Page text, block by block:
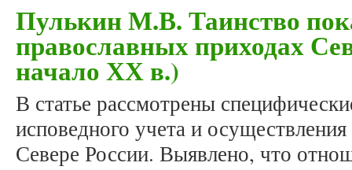
Пулькин М.В. Таинство
православных приходах
начало ХХ в.)
В статье рассмотрены
исповедного учета и
Севере России. Выявлено, что